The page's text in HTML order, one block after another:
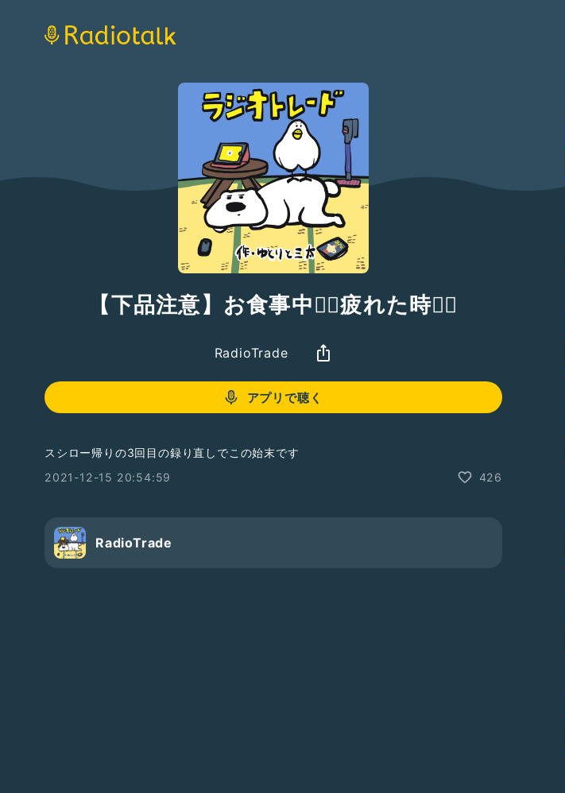
【下品注意】お食事中🙅‍♂️疲れた時🙆‍♀️
RadioTrade
アプリで聴く
スシロー帰りの3回目の録り直しでこの始末です
2021-12-15 20:54:59
426
RadioTrade